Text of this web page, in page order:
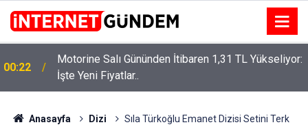
00:22
Motorine Salı Gününden İtibaren 1,31 TL Yükseliyor:
İşte Yeni Fiyatlar..
Anasayfa Dizi
Sıla Türkoğlu Emanet Dizisi Setini Terk